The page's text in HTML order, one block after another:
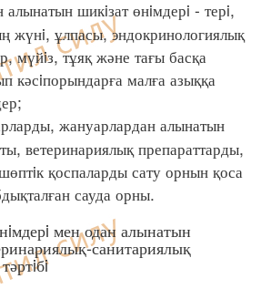
шикiзат өнiмдерi - терi,
жүнi, ұлпасы, эндокринологиялық
мүйiз, тұяқ және тағы басқа
кәсiпорындарға малға азыққа
жануарлардан алынатын
ветеринариялық препараттарды,
қоспаларды сату орнын қоса
сауда орны.
мен одан алынатын
санитариялық